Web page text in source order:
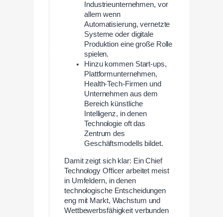
Industrieunternehmen, vor
allem wenn
Automatisierung, vernetzte
Systeme oder digitale
Produktion eine große Rolle
spielen.
Hinzu kommen Start-ups,
Plattformunternehmen,
Health-Tech-Firmen und
Unternehmen aus dem
Bereich künstliche
Intelligenz, in denen
Technologie oft das
Zentrum des
Geschäftsmodells bildet.
Damit zeigt sich klar: Ein Chief
Technology Officer arbeitet meist
in Umfeldern, in denen
technologische Entscheidungen
eng mit Markt, Wachstum und
Wettbewerbsfähigkeit verbunden